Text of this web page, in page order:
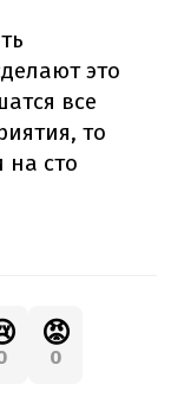
это
все
то
на сто
😡
0